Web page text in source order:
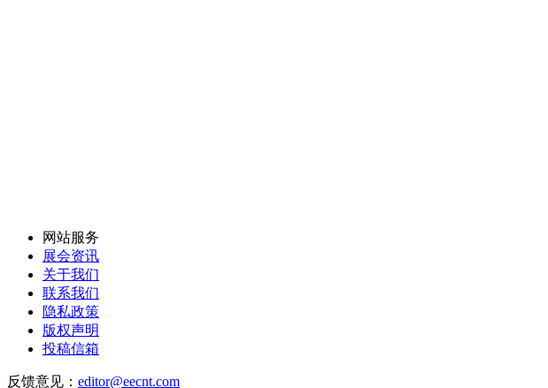
网站服务
展会资讯
关于我们
联系我们
隐私政策
版权声明
投稿信箱
反馈意见： editor@eecnt.com